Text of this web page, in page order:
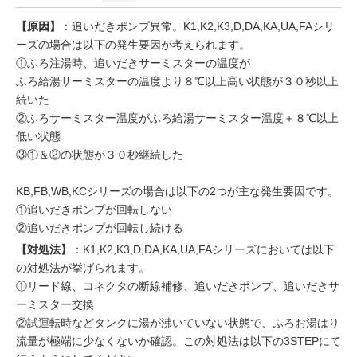
【原因】
：追いだきポンプ異常。K1,K2,K3,D,DA,KA,UA,FAシリ
ーズの場合は以下の発生要因が考えられます。
①ふろ注湯時、追いだきサーミスターの温度が
ふろ給湯サーミスターの温度より８℃以上高い状態が３０秒以上
続いた
②ふろサーミスター温度がふろ給湯サーミスター温度＋８℃以上
低い状態
③①＆②の状態が３０秒継続した
KB,FB,WB,KCシリーズの場合は以下の2つが主な発生要因です。
①追いだきポンプが回転しない
②追いだきポンプが回転し続ける
【対処法】
：K1,K2,K3,D,DA,KA,UA,FAシリーズにおいては以下
の対処法が挙げられます。
①リード線、コネクタの断線補修、追いだきポンプ、追いだきサ
ーミスター交換
②試運転時などタンクに湯が沸いていない状態で、ふろお湯はり
流量が極端に少なくないか確認。この対処法は以下の3STEPにて